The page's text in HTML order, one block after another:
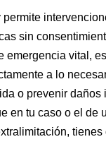
sin
emergencia vital,
a lo
o prevenir daños
en tu caso o el de
tienes